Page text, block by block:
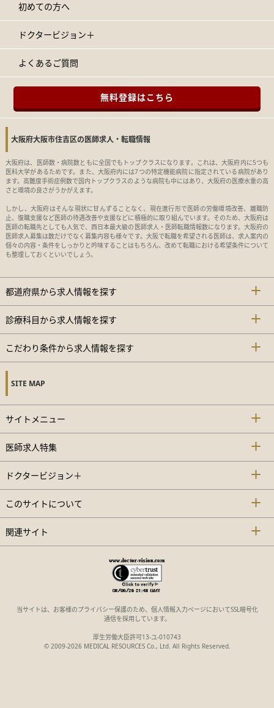
初めての方へ
ドクタービジョン＋
よくあるご質問
無料登録はこちら
大阪府大阪市住吉区の医師求人・転職情報
大阪府は、医師数・病院数ともに全国でもトップクラスになります。これは、大阪府内に5つも
医科大学があるためです。また、大阪府内には7つの特定機能病院に指定されている病院があり
ます。高難度手術症例数で国内トップクラスのような病院も中にはあり、大阪府の医療水重の高
さと環境の良さがうかがえます。
しかし、大阪府はそんな現状に甘んずることなく、現在進行形で医師の労働環境改善、離職防
止、復職支援など医師の待遇改善や支援などに積極的に取り組んでいます。そのため、大阪府は
医師の転職先としても人気で、西日本最大級の医師求人・医師転職情報数になります。大阪府の
医師求人募集は数だけでなく募集内容も様々です。大阪で転職を希望される医師は、求人案内の
個々の内容・条件をしっかりと吟味することはもちろん、改めて転職における希望条件について
も整理しておくといいでしょう。
都道府県から求人情報を探す
診療科目から求人情報を探す
こだわり条件から求人情報を探す
SITE MAP
サイトメニュー
医師求人特集
ドクタービジョン＋
このサイトについて
関連サイト
当サイトは、お客様のプライバシー保護のため、個人情報入力ページにおいてSSL暗号化
通信を採用しています。
厚生労働大臣許可13-ユ-010743
© 2009-2026 MEDICAL RESOURCES Co., Ltd. All Rights Reserved.